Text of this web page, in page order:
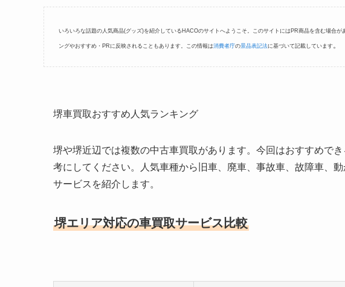
いろいろな話題の人気商品(グッズ)を紹介しているHACOのサイトへようこそ。このサイトにはPR商品を含む場合
ングやおすすめ・PRに反映されることもあります。この情報は消費者庁の景品表記法に基づいて記載しています。
堺車買取おすすめ人気ランキング
堺や堺近辺では複数の中古車買取があります。今回はおすすめで
考にしてください。人気車種から旧車、廃車、事故車、故障車、
サービスを紹介します。
堺エリア対応の車買取サービス比較